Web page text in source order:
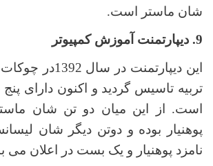
شان ماستر است.
9. دیپارتمنت آموزش کمپیوتر
این دیپارتمنت در
تربیه تاسیس گردید و اکنون دارای
است. از این میان دو تن شان
پوهنیار بوده و دوتن دیگر شان
نامزد پوهنیار و یک بست در اعلان می